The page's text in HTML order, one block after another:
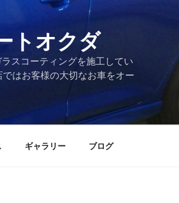
トオクダ
スコーティングを施工してい
はお客様の大切なお車をオー
ギャラリー ブログ